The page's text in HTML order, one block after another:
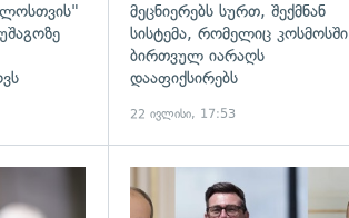
მეცნიერებს სურთ, შექმნან
სისტემა, რომელიც კოსმოსში
ბირთვულ იარაღს
დააფიქსირებს
22 ივლისი, 17:53
გადახედვა